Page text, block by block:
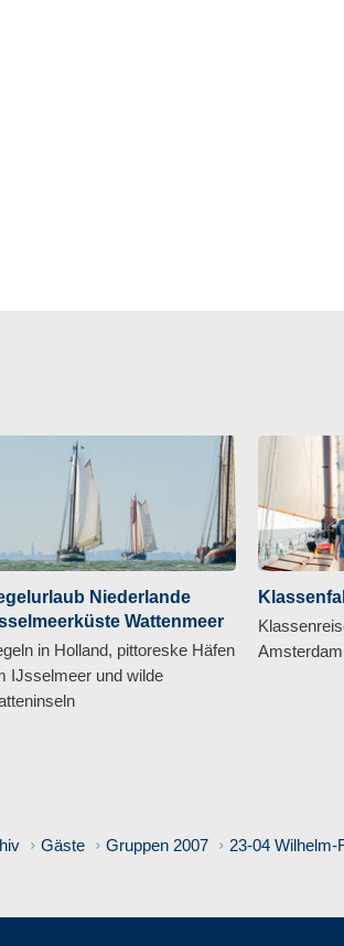
Niederlande
Wattenmeer
in Holland, pittoreske Häfen
IJsselmeer und wilde
Gäste Gruppen 2007 23-04 Wilhelm-